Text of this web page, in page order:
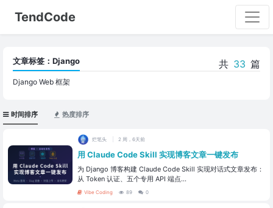
TendCode
共 33 篇
文章标签：Django
Django Web 框架
时间排序 热度排序
烂笔头 2 周，6天前
用 Claude Code Skill 实现博客文章一键发布
为 Django 博客构建 Claude Code Skill 实现对话式文章发布：
从 Token 认证、五个专用 API 端点...
Vibe Coding 89 0